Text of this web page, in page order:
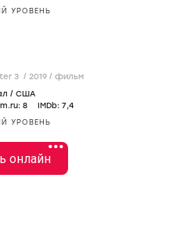
УРОВЕНЬ
John Wick: Chapter 3 / 2019 / фильм
/ США
8 IMDb: 7,4
УРОВЕНЬ
•••
онлайн